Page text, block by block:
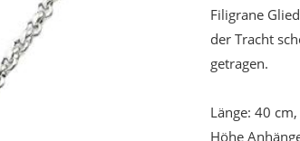
Filigrane
der Tracht
getragen.
Länge: 40
Höhe